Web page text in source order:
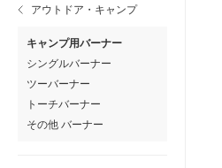
アウトドア・キャンプ
キャンプ用バーナー
シングルバーナー
ツーバーナー
トーチバーナー
その他 バーナー